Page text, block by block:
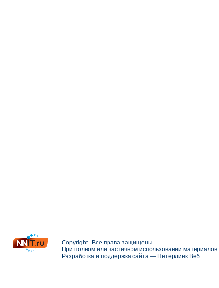
Copyright . Все права защищены
При полном или частичном использовании
Разработка и поддержка сайта — Петерлинк Веб